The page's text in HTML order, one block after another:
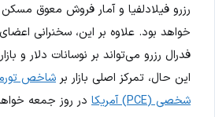
رزرو فیلادلفیا و آمار فروش معوق
خواهد بود. علاوه بر این، سخنرانی اعضای
فدرال رزرو می‌تواند بر نوسانات دلار و
این حال، تمرکز اصلی بازار بر شاخص
شخصی (PCE) آمریکا
در روز جمعه